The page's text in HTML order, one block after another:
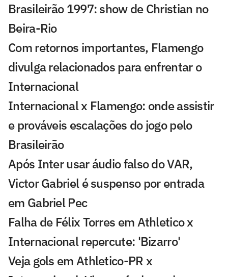
Brasileirão 1997: show de Christian no
Beira-Rio
Com retornos importantes, Flamengo
divulga relacionados para enfrentar o
Internacional
Internacional x Flamengo: onde assistir
e prováveis escalações do jogo pelo
Brasileirão
Após Inter usar áudio falso do VAR,
Victor Gabriel é suspenso por entrada
em Gabriel Pec
Falha de Félix Torres em Athletico x
Internacional repercute: 'Bizarro'
Veja gols em Athletico-PR x